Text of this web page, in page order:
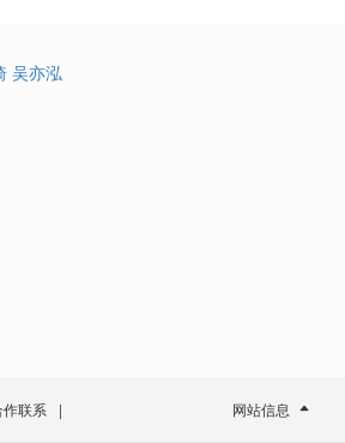
吴亦泓
作联系 | 网站信息